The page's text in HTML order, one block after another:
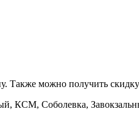
Также можно получить
КСМ, Соболевка,